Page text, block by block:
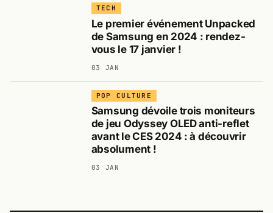
TECH
Le premier événement Unpacked
de Samsung en 2024 : rendez-
vous le 17 janvier !
03 JAN
POP CULTURE
Samsung dévoile trois moniteurs
de jeu Odyssey OLED anti-reflet
avant le CES 2024 : à découvrir
absolument !
03 JAN